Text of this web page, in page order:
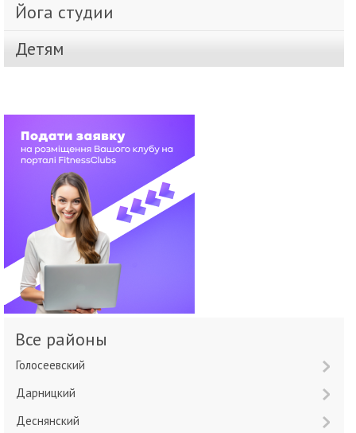
Йога студии
Детям
Все районы
Голосеевский
Дарницкий
Деснянский